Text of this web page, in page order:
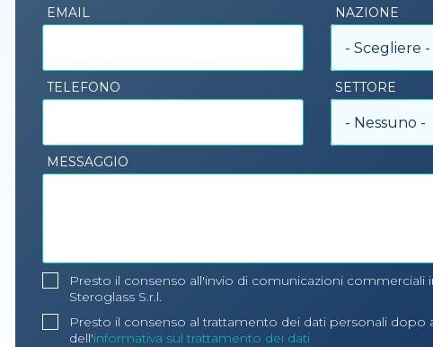
EMAIL NAZIONE
- Scegliere -
TELEFONO SETTORE
- Nessuno -
MESSAGGIO
Presto il consenso all'invio di comunicazioni
Steroglass S.r.l.
Presto il consenso al trattamento dei dati personali dopo
dell'informativa sul trattamento dei dati